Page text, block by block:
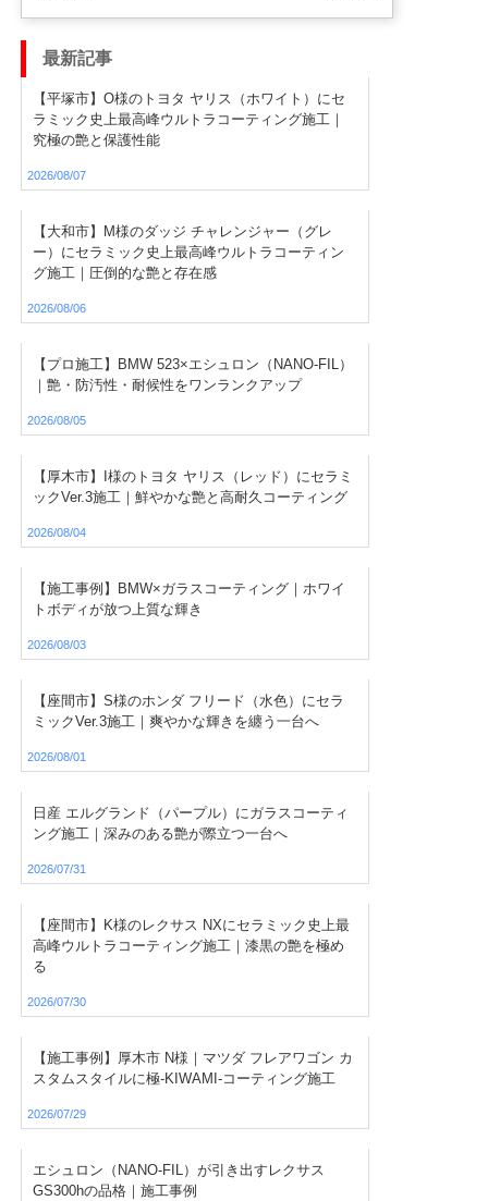
最新記事
【平塚市】O様のトヨタ ヤリス（ホワイト）にセ
ラミック史上最高峰ウルトラコーティング施工｜
究極の艶と保護性能
2026/08/07
【大和市】M様のダッジ チャレンジャー（グレ
ー）にセラミック史上最高峰ウルトラコーティン
グ施工｜圧倒的な艶と存在感
2026/08/06
【プロ施工】BMW 523×エシュロン（NANO-FIL）
｜艶・防汚性・耐候性をワンランクアップ
2026/08/05
【厚木市】I様のトヨタ ヤリス（レッド）にセラミ
ックVer.3施工｜鮮やかな艶と高耐久コーティング
2026/08/04
【施工事例】BMW×ガラスコーティング｜ホワイ
トボディが放つ上質な輝き
2026/08/03
【座間市】S様のホンダ フリード（水色）にセラ
ミックVer.3施工｜爽やかな輝きを纏う一台へ
2026/08/01
日産 エルグランド（パープル）にガラスコーティ
ング施工｜深みのある艶が際立つ一台へ
2026/07/31
【座間市】K様のレクサス NXにセラミック史上最
高峰ウルトラコーティング施工｜漆黒の艶を極め
る
2026/07/30
【施工事例】厚木市 N様｜マツダ フレアワゴン カ
スタムスタイルに極-KIWAMI-コーティング施工
2026/07/29
エシュロン（NANO-FIL）が引き出すレクサス
GS300hの品格｜施工事例